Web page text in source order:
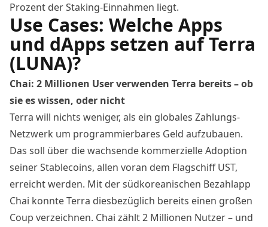
Prozent der Staking-Einnahmen liegt.
Use Cases: Welche Apps
und dApps setzen auf Terra
(LUNA)?
Chai: 2 Millionen User verwenden Terra bereits – ob
sie es wissen, oder nicht
Terra will nichts weniger, als ein globales Zahlungs-
Netzwerk um programmierbares Geld aufzubauen.
Das soll über die wachsende kommerzielle Adoption
seiner Stablecoins, allen voran dem Flagschiff UST,
erreicht werden. Mit der südkoreanischen Bezahlapp
Chai konnte Terra diesbezüglich bereits einen großen
Coup verzeichnen. Chai zählt 2 Millionen Nutzer – und